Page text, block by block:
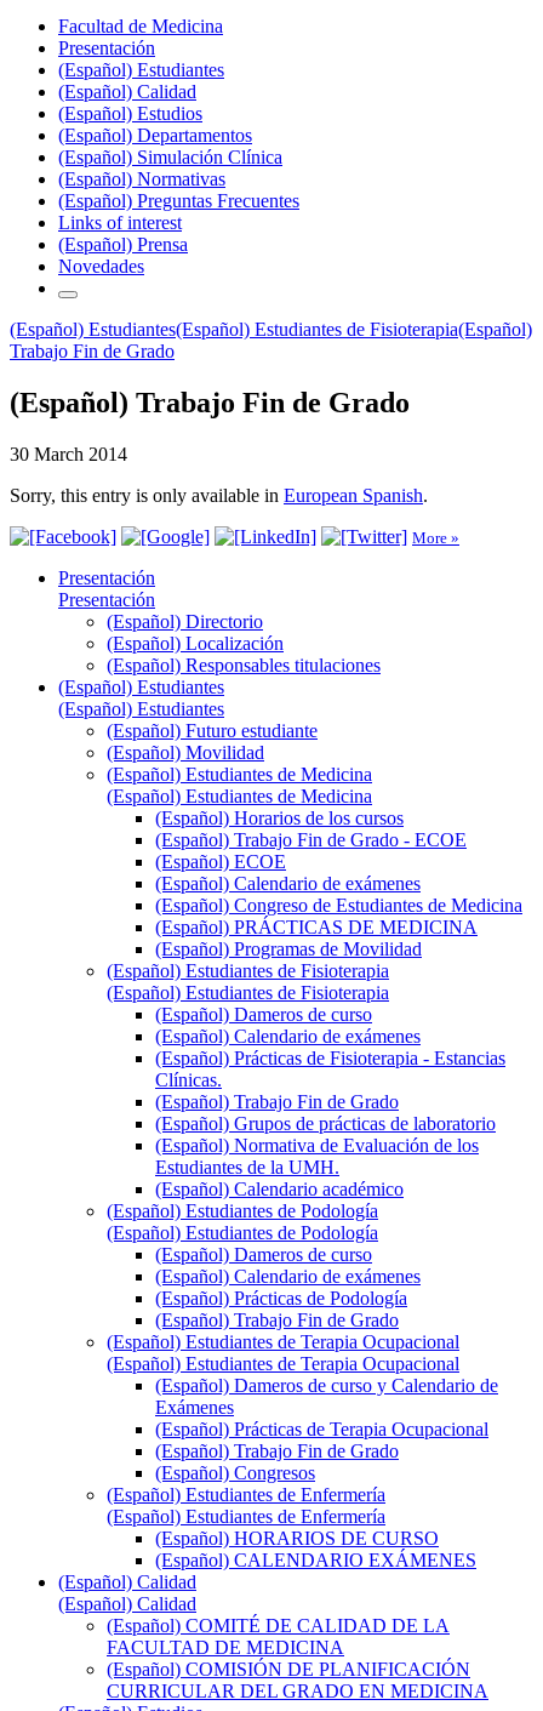
Facultad de Medicina
Presentación
(Español) Estudiantes
(Español) Calidad
(Español) Estudios
(Español) Departamentos
(Español) Simulación Clínica
(Español) Normativas
(Español) Preguntas Frecuentes
Links of interest
(Español) Prensa
Novedades
(Español) Estudiantes(Español) Estudiantes de Fisioterapia(Español)
Trabajo Fin de Grado
(Español) Trabajo Fin de Grado
30 March 2014
Sorry, this entry is only available in European Spanish.
More »
Presentación
Presentación
(Español) Directorio
(Español) Localización
(Español) Responsables titulaciones
(Español) Estudiantes
(Español) Estudiantes
(Español) Futuro estudiante
(Español) Movilidad
(Español) Estudiantes de Medicina
(Español) Estudiantes de Medicina
(Español) Horarios de los cursos
(Español) Trabajo Fin de Grado - ECOE
(Español) ECOE
(Español) Calendario de exámenes
(Español) Congreso de Estudiantes de Medicina
(Español) PRÁCTICAS DE MEDICINA
(Español) Programas de Movilidad
(Español) Estudiantes de Fisioterapia
(Español) Estudiantes de Fisioterapia
(Español) Dameros de curso
(Español) Calendario de exámenes
(Español) Prácticas de Fisioterapia - Estancias
Clínicas.
(Español) Trabajo Fin de Grado
(Español) Grupos de prácticas de laboratorio
(Español) Normativa de Evaluación de los
Estudiantes de la UMH.
(Español) Calendario académico
(Español) Estudiantes de Podología
(Español) Estudiantes de Podología
(Español) Dameros de curso
(Español) Calendario de exámenes
(Español) Prácticas de Podología
(Español) Trabajo Fin de Grado
(Español) Estudiantes de Terapia Ocupacional
(Español) Estudiantes de Terapia Ocupacional
(Español) Dameros de curso y Calendario de
Exámenes
(Español) Prácticas de Terapia Ocupacional
(Español) Trabajo Fin de Grado
(Español) Congresos
(Español) Estudiantes de Enfermería
(Español) Estudiantes de Enfermería
(Español) HORARIOS DE CURSO
(Español) CALENDARIO EXÁMENES
(Español) Calidad
(Español) Calidad
(Español) COMITÉ DE CALIDAD DE LA
FACULTAD DE MEDICINA
(Español) COMISIÓN DE PLANIFICACIÓN
CURRICULAR DEL GRADO EN MEDICINA